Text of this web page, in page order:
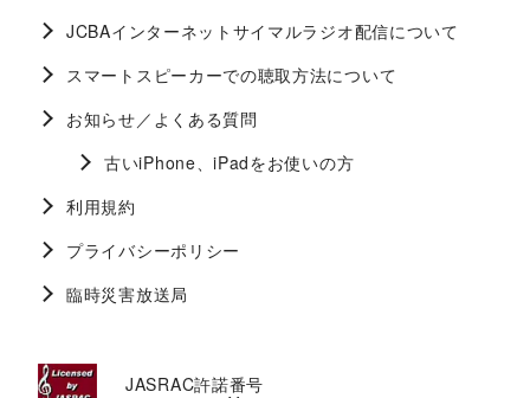
JCBAインターネットサイマルラジオ配信について
スマートスピーカーでの聴取方法について
お知らせ／よくある質問
古いiPhone、iPadをお使いの方
利用規約
プライバシーポリシー
臨時災害放送局
JASRAC許諾番号